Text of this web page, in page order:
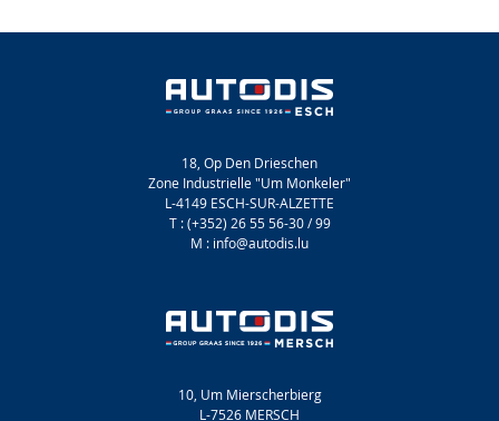
18, Op Den Drieschen
Zone Industrielle "Um Monkeler"
L-4149 ESCH-SUR-ALZETTE
T : (+352) 26 55 56-30 / 99
M : info@autodis.lu
10, Um Mierscherbierg
L-7526 MERSCH